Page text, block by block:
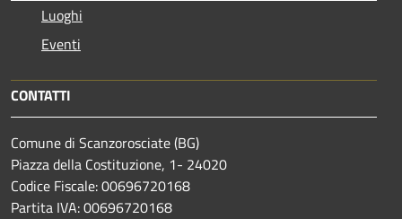
Luoghi
Eventi
CONTATTI
Comune di Scanzorosciate (BG)
Piazza della Costituzione, 1- 24020
Codice Fiscale: 00696720168
Partita IVA: 00696720168